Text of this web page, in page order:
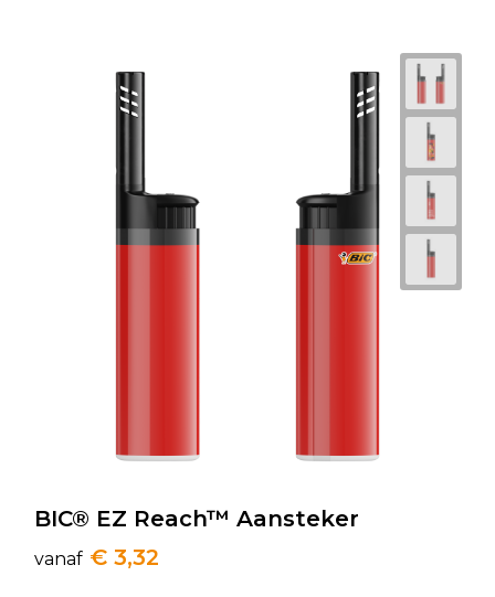
BIC® EZ Reach™ Aansteker
vanaf € 3,32